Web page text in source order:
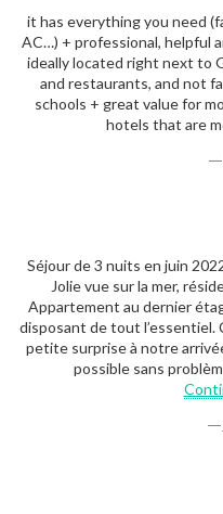
it has everything you need
AC…) + professional, helpful
ideally located right next to
and restaurants, and not
schools + great value for
hotels that are
―
Séjour de 3 nuits en juin
Jolie vue sur la mer,
Appartement au dernier
disposant de tout l’essentiel.
petite surprise à notre
possible sans
―